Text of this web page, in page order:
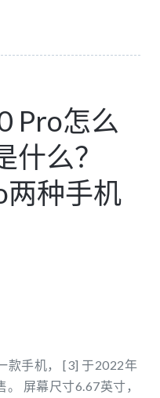
Pro怎么
么？
两种手机
款手机， [3] 于2022年
屏幕尺寸6.67英寸，